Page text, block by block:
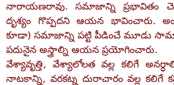
నారాయణరావు. సమాజాన్ని ప్రభావితం
దృశ్యం గొప్పదని ఆయన భావించారు.
కూడా) సమాజాన్ని పట్టి పీడించే మూడు
పదునైన అస్త్రాల్ని ఆయన ప్రయోగించారు.
వేశ్యావృత్తి, వేశ్యాలోలత వల్ల కలిగే
నాటకాన్ని, వరకట్న దురాచారం వల్ల కలిగే